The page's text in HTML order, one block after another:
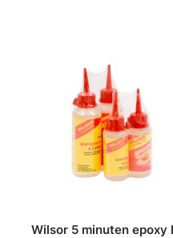
Wilsor 5 minuten epoxy